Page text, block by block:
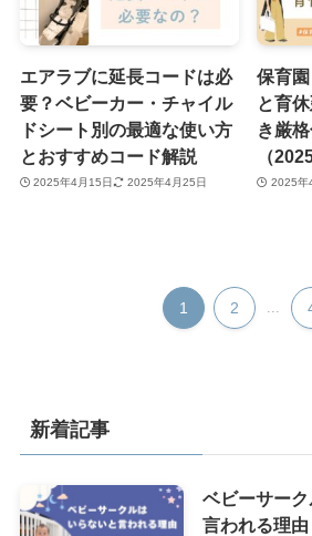
エアラブに延長コードは必
要？ベビーカー・チャイル
ドシート別の最適な使い方
とおすすめコード解説
2025年4月15日 2025年4月25日
保育
と育
き厳
（
2025年
1 2
新着記事
ベビーサー
言われる理